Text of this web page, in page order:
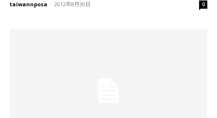
taiwannposa - 2012年8月30日 0